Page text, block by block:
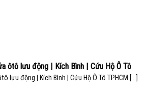
ôtô lưu động | Kích Bình | Cứu Hộ Ô Tô
lưu động | Kích Bình | Cứu Hộ Ô Tô TPHCM [...]